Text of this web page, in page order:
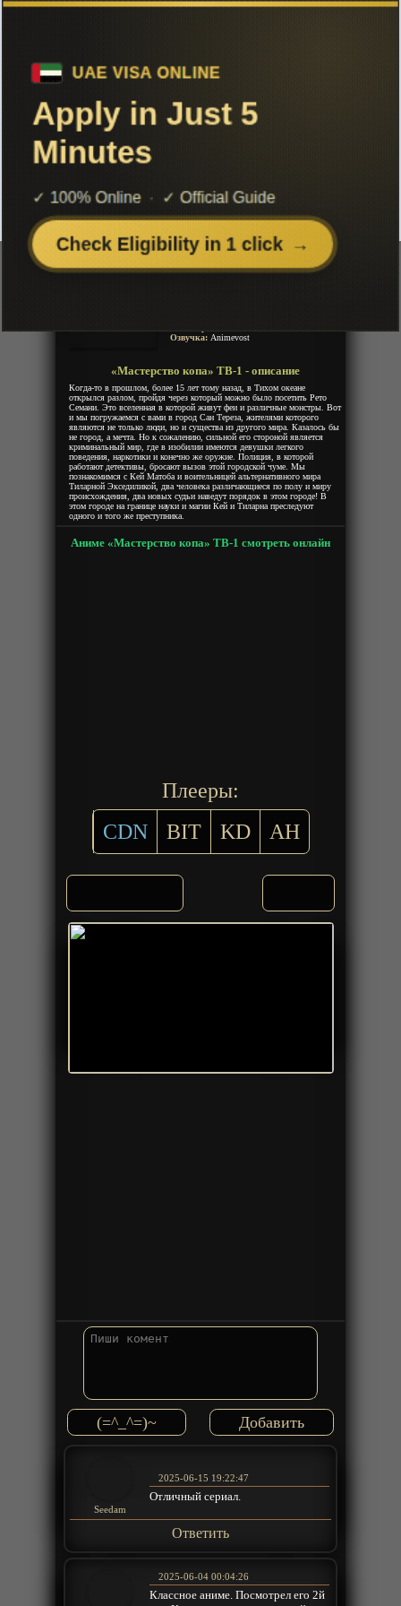
Чтобы не терять с нами связь,
подписывайся на наш
«Мастерство копа» ТВ-1
Добавленно: 30 сентября 2019 | Серии: [12 из 12]
Cop Craft
Озвучка: Animevost
«Мастерство копа» ТВ-1 - описание
Когда-то в прошлом, более 15 лет тому назад, в Тихом океане
открылся разлом, пройдя через который можно было посетить Рето
Семани. Это вселенная в которой живут феи и различные монстры. Вот
и мы погружаемся с вами в город Сан Тереза, жителями которого
являются не только люди, но и существа из другого мира. Казалось бы
не город, а мечта. Но к сожалению, сильной его стороной является
криминальный мир, где в изобилии имеются девушки легкого
поведения, наркотики и конечно же оружие. Полиция, в которой
работают детективы, бросают вызов этой городской чуме. Мы
познакомимся с Кей Матоба и воительницей альтернативного мира
Тиларной Экседиликой, два человека различающиеся по полу и миру
происхождения, два новых судьи наведут порядок в этом городе! В
этом городе на границе науки и магии Кей и Тиларна преследуют
одного и того же преступника.
Аниме «Мастерство копа» ТВ-1 смотреть онлайн
Плееры:
CDN
BIT KD AH
(=^_^=)~
Seedam
2025-06-15 19:22:47
Отличный сериал.
Ответить
2025-06-04 00:04:26
Классное аниме. Посмотрел его 2й